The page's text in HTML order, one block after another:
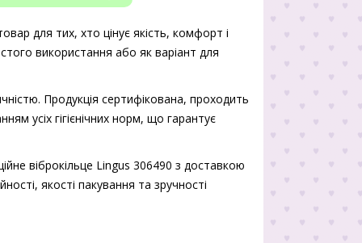
для тих, хто цінує якість, комфорт і
використання або як варіант для
Продукція сертифікована, проходить
усіх гігієнічних норм, що гарантує
віброкільце Lingus 306490 з доставкою
якості пакування та зручності